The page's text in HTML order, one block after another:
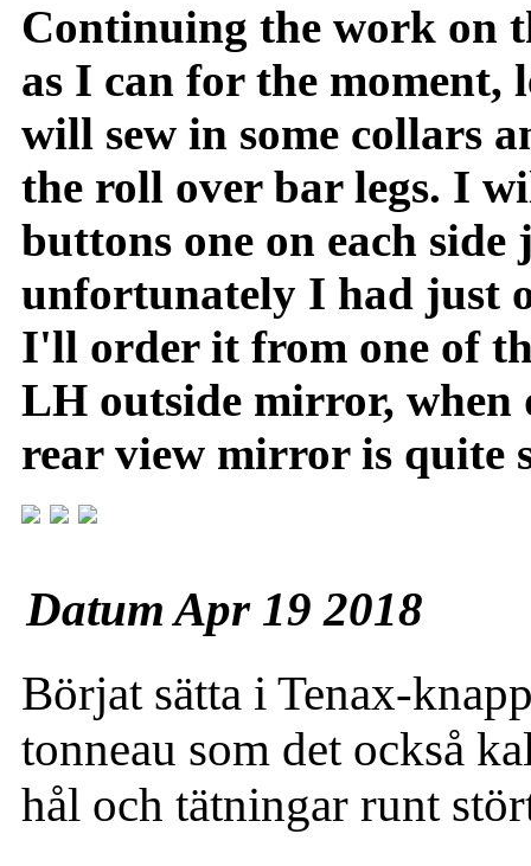
Continuing the work on
as I can for the moment,
will sew in some collars
the roll over bar legs. I
buttons one on each
unfortunately I had just
I'll order it from one of
LH outside mirror,
rear view mirror is quite
Datum Apr 19 2018
Börjat sätta i Tenax-
tonneau som det också
hål och tätningar runt